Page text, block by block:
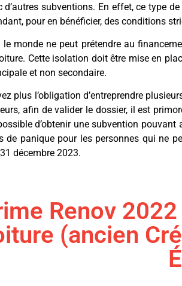
d’autres subventions. En effet, ce type
pour en bénéficier, des conditions
monde ne peut prétendre au
Cette isolation doit être mise en
et non secondaire.
plus l’obligation d’entreprendre
afin de valider le dossier, il est
d’obtenir une subvention
de panique pour les personnes qui ne
décembre 2023.
Renov
(ancien